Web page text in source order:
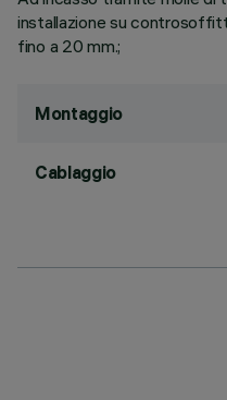
installazione su
fino a 20 mm.;
Montaggio
Cablaggio